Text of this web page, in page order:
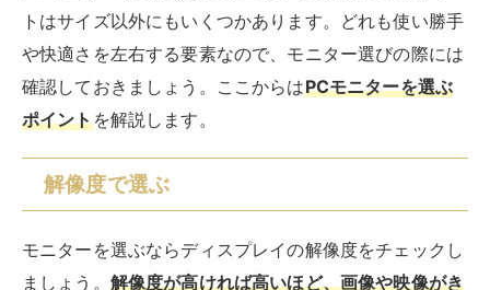
トはサイズ以外にもいくつかあります。どれも使い勝手
や快適さを左右する要素なので、モニター選びの際には
確認しておきましょう。ここからはPCモニターを選ぶ
ポイントを解説します。
解像度で選ぶ
モニターを選ぶならディスプレイの解像度をチェックし
ましょう。 解像度が高ければ高いほど、画像や映像がき